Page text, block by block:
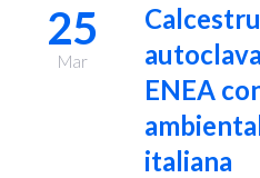
25
Mar
ENEA
italiana